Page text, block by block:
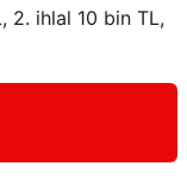
2. ihlal 10 bin TL,